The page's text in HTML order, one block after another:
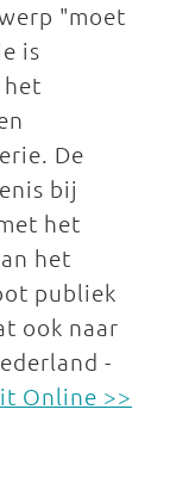
"moet
is
het
De
bij
het
het
publiek
ook naar
-
Online >>